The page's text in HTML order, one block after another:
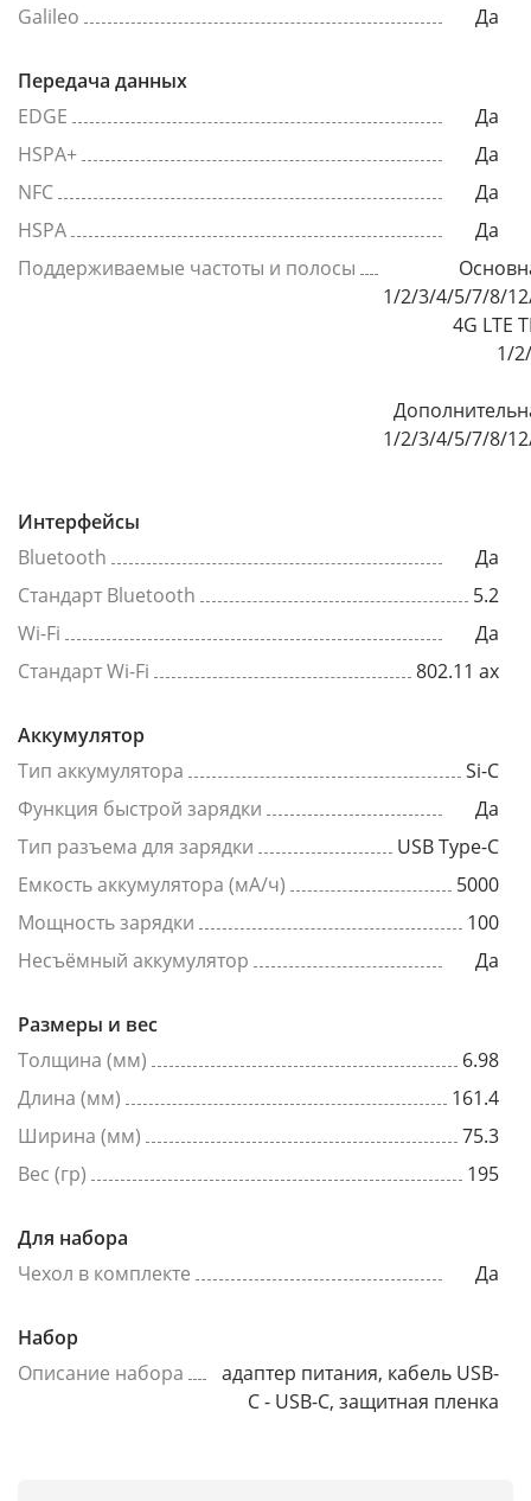
Galileo
Да
Передача данных
EDGE
Да
HSPA+
Да
NFC
Да
HSPA
Да
Поддерживаемые частоты и полосы
1/2/3/4/5/7/8/
4G LTE
1/
1/2/3/4/5/7/8/
Интерфейсы
Bluetooth
Да
Стандарт Bluetooth
5.2
Wi-Fi
Да
Стандарт Wi-Fi
802.11 ax
Аккумулятор
Тип аккумулятора
Si-C
Функция быстрой зарядки
Да
Тип разъема для зарядки
USB Type-C
Емкость аккумулятора (мА/ч)
5000
Мощность зарядки
100
Несъёмный аккумулятор
Да
Размеры и вес
Толщина (мм)
6.98
Длина (мм)
161.4
Ширина (мм)
75.3
Вес (гр)
195
Для набора
Чехол в комплекте
Да
Набор
Описание набора
адаптер питания, кабель USB-
C - USB-C, защитная пленка